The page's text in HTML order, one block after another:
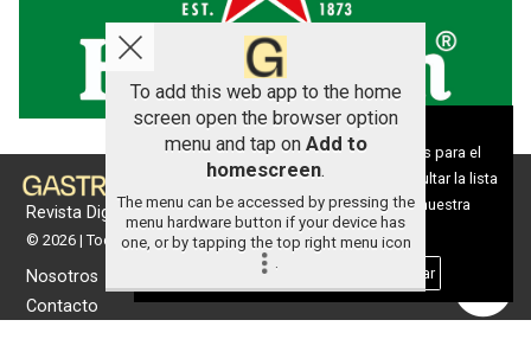
Revista Digital de gastronomía
© 2026 | Todos los derechos reservados
Nosotros
Contacto
To add this web app to the home
screen open the browser option
menu and tap on Add to
homescreen.
The menu can be accessed by pressing the
menu hardware button if your device has
one, or by tapping the top right menu icon
.
Aviso sobre el Uso de cookies:
Utilizamos cookies nuestras y de terceros para el
funcionamiento del digital. Puedes consultar la lista
de cookies y como desconectarlas. Ver nuestra
Política de Privacidad y Cookies
Aceptar Cookies Personalizar